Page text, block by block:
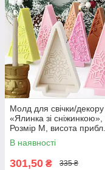
Молд для свічки/декору
«Ялинка зі сніжинкою»,
Розмір М, висота
см
В наявності
301,50 ₴ 335 ₴